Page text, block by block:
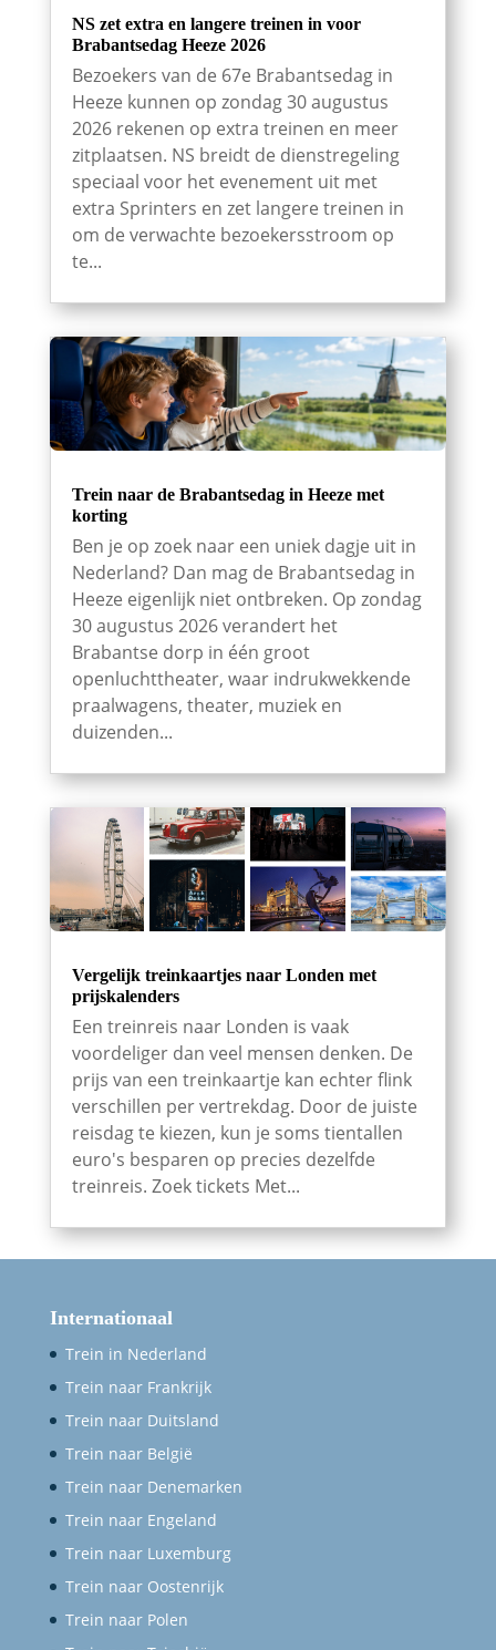
NS zet extra en langere treinen in voor
Brabantsedag Heeze 2026
Bezoekers van de 67e Brabantsedag in
Heeze kunnen op zondag 30 augustus
2026 rekenen op extra treinen en meer
zitplaatsen. NS breidt de dienstregeling
speciaal voor het evenement uit met
extra Sprinters en zet langere treinen in
om de verwachte bezoekersstroom op
te...
Trein naar de Brabantsedag in Heeze met
korting
Ben je op zoek naar een uniek dagje uit in
Nederland? Dan mag de Brabantsedag in
Heeze eigenlijk niet ontbreken. Op zondag
30 augustus 2026 verandert het
Brabantse dorp in één groot
openluchttheater, waar indrukwekkende
praalwagens, theater, muziek en
duizenden...
Vergelijk treinkaartjes naar Londen met
prijskalenders
Een treinreis naar Londen is vaak
voordeliger dan veel mensen denken. De
prijs van een treinkaartje kan echter flink
verschillen per vertrekdag. Door de juiste
reisdag te kiezen, kun je soms tientallen
euro's besparen op precies dezelfde
treinreis. Zoek tickets Met...
Internationaal
Trein in Nederland
Trein naar Frankrijk
Trein naar Duitsland
Trein naar België
Trein naar Denemarken
Trein naar Engeland
Trein naar Luxemburg
Trein naar Oostenrijk
Trein naar Polen